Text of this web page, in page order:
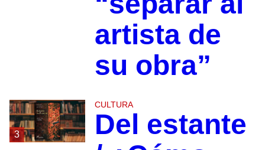
artista de
su obra”
3
CULTURA
Del estante